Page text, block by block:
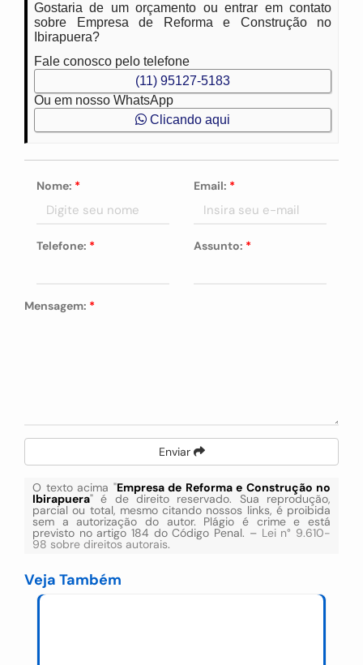
Gostaria de um orçamento ou entrar em contato
sobre Empresa de Reforma e Construção no
Ibirapuera?
Fale conosco pelo telefone
(11) 95127-5183
Ou em nosso WhatsApp
Clicando aqui
Nome: * Email: *
Telefone: * Assunto: *
Mensagem: *
Enviar
O texto acima "Empresa de Reforma e Construção no
Ibirapuera" é de direito reservado. Sua reprodução,
parcial ou total, mesmo citando nossos links, é proibida
sem a autorização do autor. Plágio é crime e está
previsto no artigo 184 do Código Penal. – Lei n° 9.610-
98 sobre direitos autorais.
Veja Também